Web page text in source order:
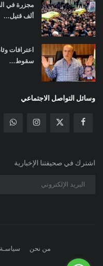
ألف قتيل...
اعترافات
سقوط...
وسائل التواصل الاجتماعي
اشترك في صحيفتنا الإخبارية
من نحن